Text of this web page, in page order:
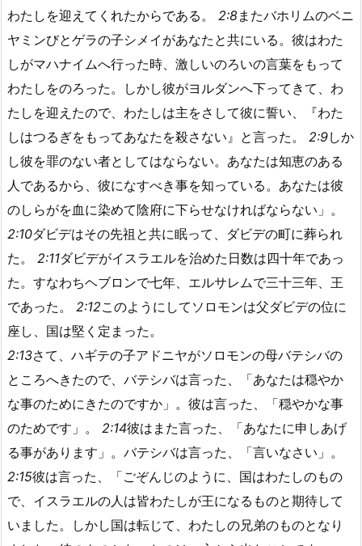
わたしを迎えてくれたからである。 2:8 またバホリムのベニ
ヤミンびとゲラの子シメイがあなたと共にいる。彼はわた
しがマハナイムへ行った時、激しいのろいの言葉をもって
わたしをのろった。しかし彼がヨルダンへ下ってきて、わ
たしを迎えたので、わたしは主をさして彼に誓い、『わた
しはつるぎをもってあなたを殺さない』と言った。 2:9しか
し彼を罪のない者としてはならない。あなたは知恵のある
人であるから、彼になすべき事を知っている。あなたは彼
のしらがを血に染めて陰府に下らせなければならない」。
2:10ダビデはその先祖と共に眠って、ダビデの町に葬られ
た。 2:11ダビデがイスラエルを治めた日数は四十年であっ
た。すなわちヘブロンで七年、エルサレムで三十三年、王
であった。 2:12このようにしてソロモンは父ダビデの位に
座し、国は堅く定まった。
2:13さて、ハギテの子アドニヤがソロモンの母バテシバの
ところへきたので、バテシバは言った、「あなたは穏やか
な事のためにきたのですか」。彼は言った、「穏やかな事
のためです」。 2:14彼はまた言った、「あなたに申しあげ
る事があります」。バテシバは言った、「言いなさい」。
2:15彼は言った、「ごぞんじのように、国はわたしのもの
で、イスラエルの人は皆わたしが王になるものと期待して
いました。しかし国は転じて、わたしの兄弟のものとなり